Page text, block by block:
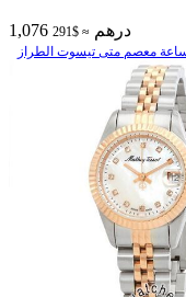
1,076 درهم ≈ $291